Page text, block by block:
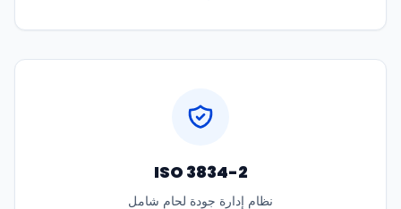
ISO 3834-2
نظام إدارة جودة لحام شامل